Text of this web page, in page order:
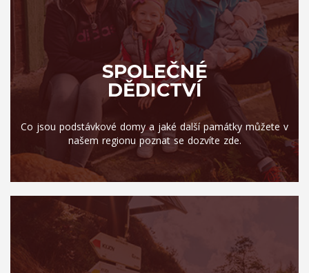
SPOLEČNÉ
DĚDICTVÍ
Co jsou podstávkové domy a jaké další památky můžete v
našem regionu poznat se dozvíte zde.